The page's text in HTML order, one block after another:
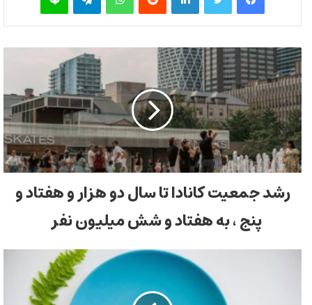
رشد جمعیت کانادا تا سال دو هزار و هفتاد و
پنج ، به هفتاد و شش میلیون نفر